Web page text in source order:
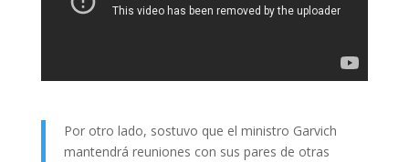
Por otro lado, sostuvo que el ministro Garvich
mantendrá reuniones con sus pares de otras